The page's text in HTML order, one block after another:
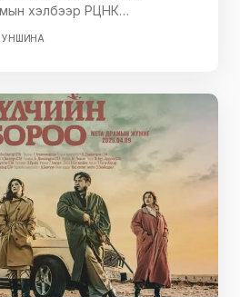
хэлбээр РЦНК…
УНШИНА